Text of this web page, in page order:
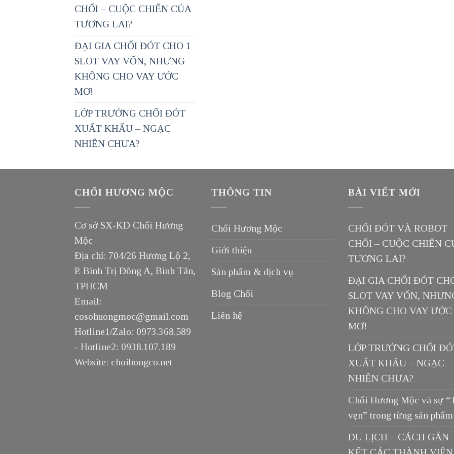
CHỔI – CUỘC CHIẾN CỦA
TƯƠNG LAI?
ĐẠI GIA CHỔI ĐÓT CHO 1
SLOT VAY VỐN, NHƯNG
KHÔNG CHO VAY ƯỚC
MƠ!
LỚP TRƯỞNG CHỔI ĐÓT
XUẤT KHẨU – NGẠC
NHIÊN CHƯA?
CHỔI HƯƠNG MỘC
Cơ sở SX-KD Chổi Hương
Mộc
Địa chỉ: 704/26 Hương Lộ 2,
P. Bình Trị Đông A, Bình Tân,
TPHCM
Email:
cosohuongmoc@gmail.com
Hotline1/Zalo: 0973.368.589
- Hotline2: 0938.107.189
Website: choibongco.net
THÔNG TIN
Chổi Hương Mộc
Giới thiệu
Sản phẩm & dịch vụ
Blog Chổi
Liên hệ
BÀI VIẾT MỚI
CHỔI ĐÓT VÀ ROBOT
CHỔI – CUỘC CHIẾN
TƯƠNG LAI?
ĐẠI GIA CHỔI ĐÓT
SLOT VAY VỐN,
KHÔNG CHO VAY ƯỚC
MƠ!
LỚP TRƯỞNG CHỔI
XUẤT KHẨU – NGẠC
NHIÊN CHƯA?
Chổi Hương Mộc và sự
vẹn” trong từng sản phẩm
DU LỊCH – CÁCH GẮN